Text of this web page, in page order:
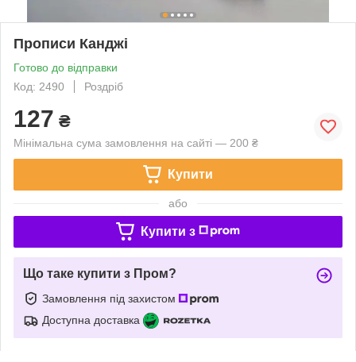
Прописи Канджі
Готово до відправки
Код: 2490
Роздріб
127 ₴
Мінімальна сума замовлення на сайті — 200 ₴
Купити
або
Купити з
Що таке купити з Пром?
Замовлення під захистом
Доступна доставка